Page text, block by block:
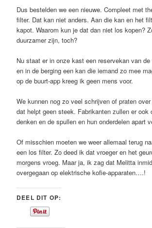
Dus bestelden we een nieuwe. Compleet met
filter. Dat kan niet anders. Aan die kan en het
kapot. Waarom kun je dat dan niet los kopen?
duurzamer zijn, toch?
Nu staat er in onze kast een reservekan van
en in de berging een kan die iemand zo mee
op de buurt-app kreeg ik geen mens voor.
We kunnen nog zo veel schrijven of praten
dat helpt geen steek. Fabrikanten zullen er ook
denken en de spullen en hun onderdelen apart
Of misschien moeten we weer allemaal terug
een los filter. Zo deed ik dat vroeger en het
morgens vroeg. Maar ja, ik zag dat Melitta
overgegaan op elektrische kofie-apparaten….!
DEEL DIT OP: